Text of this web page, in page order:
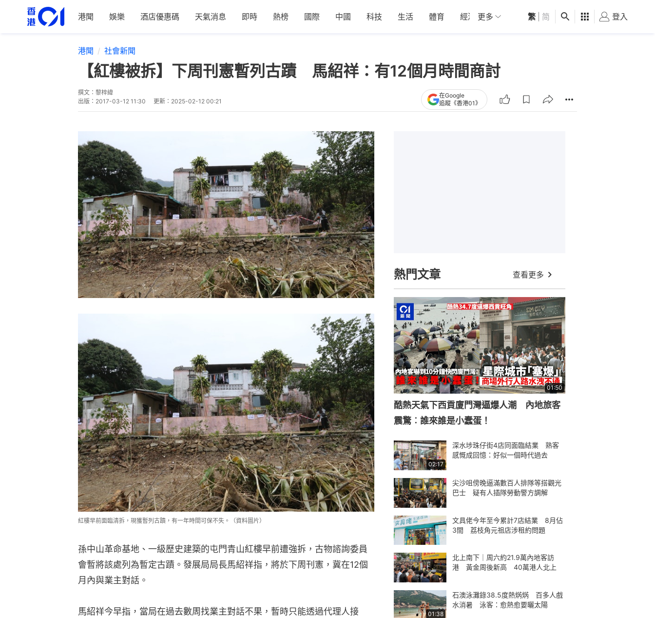
港聞 娛樂 酒店優惠碼 天氣消息 即時 熱榜 國際 中國 科技 生活 體育 經濟 01深圳 觀點 健康 好食玩飛
更多 繁 简 登入
港聞 社會新聞
【紅樓被拆】下周刊憲暫列古蹟 馬紹祥：有12個月時間商討
撰文： 黎梓緯
出版： 2017-03-12 11:30 更新： 2025-02-12 00:21
在Google
追蹤《香港01》
紅樓早前面臨清拆，現獲暫列古蹟，有一年時間可保不失。（資料圖片）
孫中山革命基地、一級歷史建築的屯門青山紅樓早前遭強拆，古物諮詢委員
會暫將該處列為暫定古蹟。發展局局長馬紹祥指，將於下周刊憲，冀在12個
月內與業主對話。
馬紹祥今早指，當局在過去數周找業主對話不果，暫時只能透過代理人接
熱門文章 查看更多
01:50
酷熱天氣下西貢廈門灣逼爆人潮 內地旅客
震驚︰誰來誰是小蠢蛋！
02:17
深水埗珠仔街4店同面臨結業 熟客
感慨成回憶：好似一個時代過去
尖沙咀傍晚逼滿數百人排隊等搭觀光
巴士 疑有人插隊勞動警方調解
文具佬今年至今累計7店結業 8月佔
3間 荔枝角元祖店涉租約問題
北上南下｜周六約21.9萬內地客訪
港 黃金周後新高 40萬港人北上
01:38
石澳泳灘錄38.5度熱焫焫 百多人戲
水消暑 泳客：愈熱愈要曬太陽